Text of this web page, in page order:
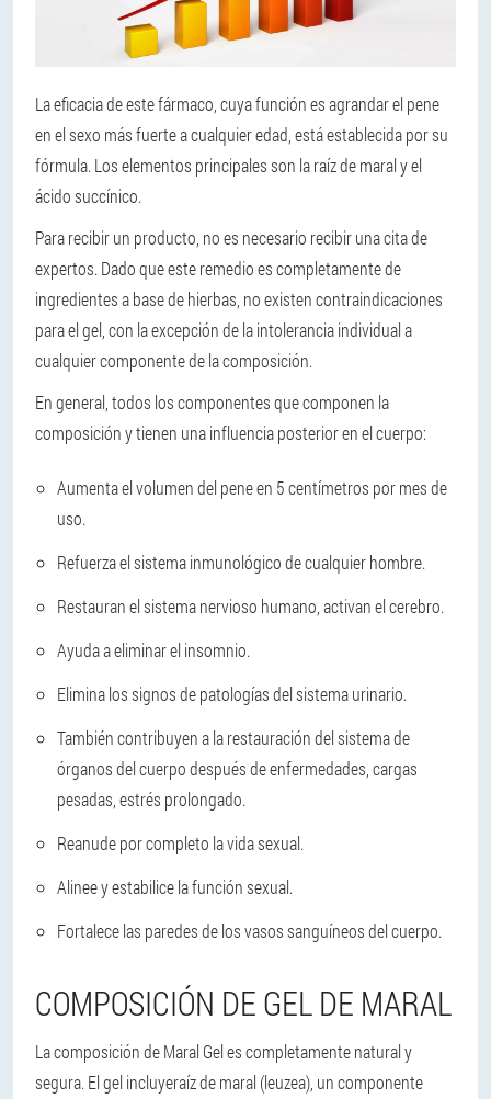
La eficacia de este fármaco, cuya función es agrandar el pene
en el sexo más fuerte a cualquier edad, está establecida por su
fórmula. Los elementos principales son la raíz de maral y el
ácido succínico.
Para recibir un producto, no es necesario recibir una cita de
expertos. Dado que este remedio es completamente de
ingredientes a base de hierbas, no existen contraindicaciones
para el gel, con la excepción de la intolerancia individual a
cualquier componente de la composición.
En general, todos los componentes que componen la
composición y tienen una influencia posterior en el cuerpo:
Aumenta el volumen del pene en 5 centímetros por mes de
uso.
Refuerza el sistema inmunológico de cualquier hombre.
Restauran el sistema nervioso humano, activan el cerebro.
Ayuda a eliminar el insomnio.
Elimina los signos de patologías del sistema urinario.
También contribuyen a la restauración del sistema de
órganos del cuerpo después de enfermedades, cargas
pesadas, estrés prolongado.
Reanude por completo la vida sexual.
Alinee y estabilice la función sexual.
Fortalece las paredes de los vasos sanguíneos del cuerpo.
COMPOSICIÓN DE GEL DE MARAL
La composición de Maral Gel es completamente natural y
segura. El gel incluyeraíz de maral (leuzea) , un componente